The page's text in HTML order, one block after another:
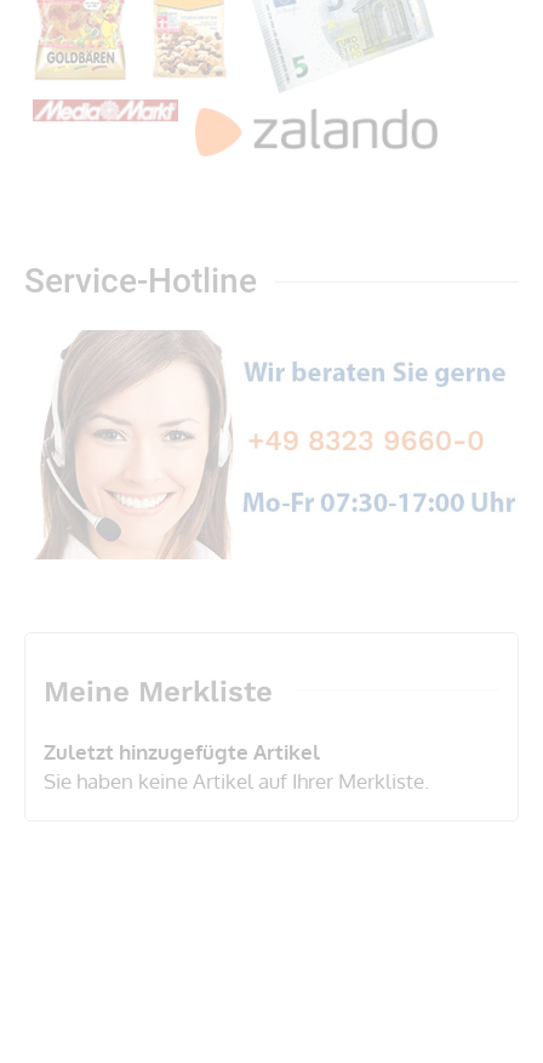
Service-Hotline
Meine Merkliste
Zuletzt hinzugefügte Artikel
Sie haben keine Artikel auf Ihrer Merkliste.